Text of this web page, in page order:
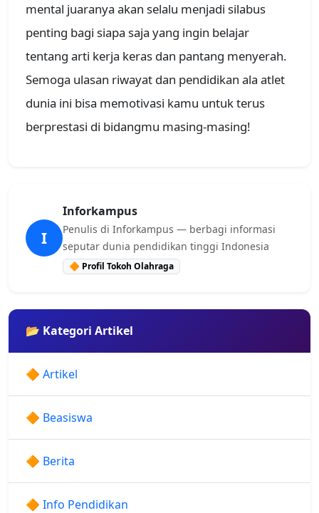
mental juaranya akan selalu menjadi silabus
penting bagi siapa saja yang ingin belajar
tentang arti kerja keras dan pantang menyerah.
Semoga ulasan riwayat dan pendidikan ala atlet
dunia ini bisa memotivasi kamu untuk terus
berprestasi di bidangmu masing-masing!
I
Inforkampus
Penulis di Inforkampus — berbagi informasi
seputar dunia pendidikan tinggi Indonesia
🔶 Profil Tokoh Olahraga
📂 Kategori Artikel
🔶 Artikel
🔶 Beasiswa
🔶 Berita
🔶 Info Pendidikan